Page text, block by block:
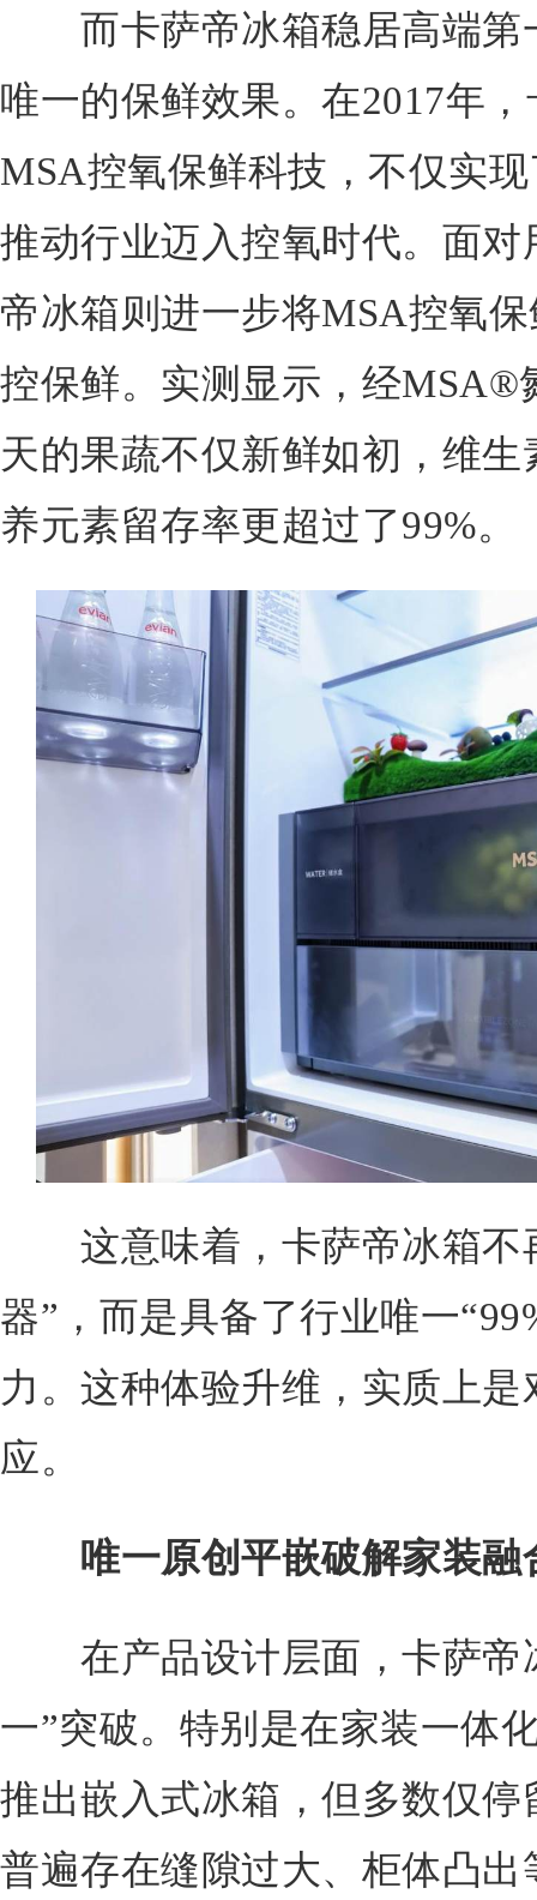
而卡萨帝冰箱稳居高端第
唯一的保鲜效果。在2017年
MSA控氧保鲜科技，不仅实
推动行业迈入控氧时代。面
帝冰箱则进一步将MSA控氧
控保鲜。实测显示，经MSA®
天的果蔬不仅新鲜如初，维
养元素留存率更超过了99%。
这意味着，卡萨帝冰箱不
器”，而是具备了行业唯一
力。这种体验升维，实质上
应。
唯一原创平嵌破解家装融
在产品设计层面，卡萨帝
一”突破。特别是在家装一体
推出嵌入式冰箱，但多数仅停
普遍存在缝隙过大、柜体凸